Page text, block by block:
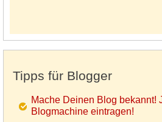
Tipps für Blogger
Mache Deinen Blog bekannt!
Blogmachine eintragen!